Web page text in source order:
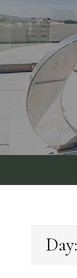
to
content
Day: